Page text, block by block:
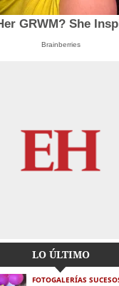
GRWM? She
Brainberries
LO ÚLTIMO
FOTOGALERÍAS